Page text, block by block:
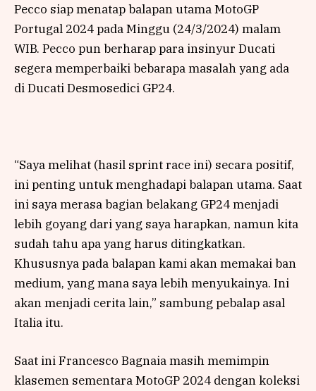
Pecco siap menatap balapan utama MotoGP
Portugal 2024 pada Minggu (24/3/2024) malam
WIB. Pecco pun berharap para insinyur Ducati
segera memperbaiki bebarapa masalah yang ada
di Ducati Desmosedici GP24.
“Saya melihat (hasil sprint race ini) secara positif,
ini penting untuk menghadapi balapan utama. Saat
ini saya merasa bagian belakang GP24 menjadi
lebih goyang dari yang saya harapkan, namun kita
sudah tahu apa yang harus ditingkatkan.
Khususnya pada balapan kami akan memakai ban
medium, yang mana saya lebih menyukainya. Ini
akan menjadi cerita lain,” sambung pebalap asal
Italia itu.
Saat ini Francesco Bagnaia masih memimpin
klasemen sementara MotoGP 2024 dengan koleksi